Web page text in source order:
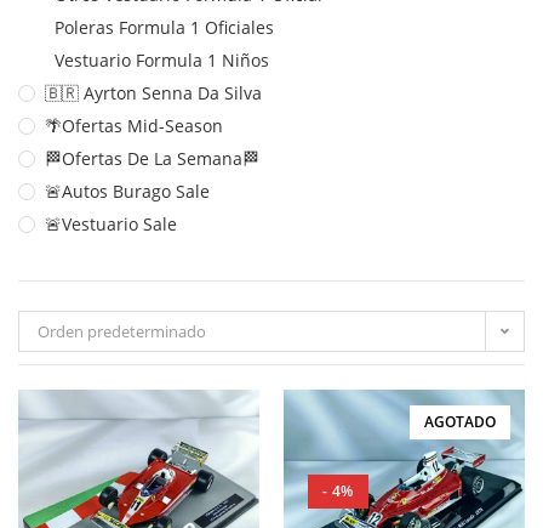
Poleras Formula 1 Oficiales
Vestuario Formula 1 Niños
🇧🇷 Ayrton Senna Da Silva
🌴Ofertas Mid-Season
🏁Ofertas De La Semana🏁
🚨Autos Burago Sale
🚨Vestuario Sale
Orden predeterminado
AGOTADO
- 4%